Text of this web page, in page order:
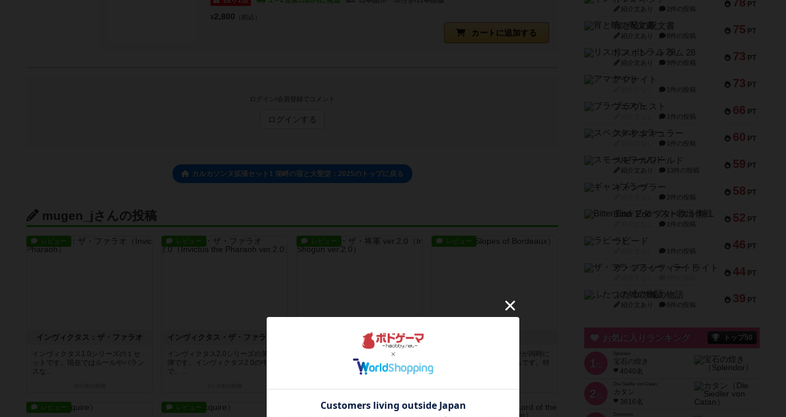
カートに追加する
¥2,800 （税込）
ログイン/会員登録でコメント
ログインする
カルカソンヌ拡張セット1 湖畔の宿と大聖堂：2025のトップに戻る
mugen_jさんの投稿
レビュー
インヴィクタス：ザ・ファラオ
インヴィクタス1.0シリーズの１セ
ットです。現在ではルールやバラン
スな...
レビュー
インヴィクタス2.0シリーズの第３
弾です。インヴィクタス2.0の中
で、...
レビュー
インヴィクタス・ザ・将軍 ver.2.0
インヴィクタス2.0シリーズの第２
弾です。インヴィクタス2.0の中
レビュー
幅広い年齢層のプレイヤーが同時に
楽しむことができるゲームです。特
レビュー レビュー レビュー レビュー
PT
紹介文あり 2件の投稿
75 PT
宵と暁の呪文書
紹介文あり 8件の投稿
73 PT
リスボン・トラム 28
紹介文あり 9件の投稿
73 PT
アマナイト
1件の投稿
66 PT
ブラヴェスト
1件の投稿
60 PT
スペクタキュラー
1件の投稿
59 PT
スモールワールド
紹介文あり 13件の投稿
58 PT
ギャンブラー
2件の投稿
52 PT
Bitter End ブタペスト救出作戦
1件の投稿
46 PT
ラピード
1件の投稿
44 PT
ザ・フラッフィー・ライト
39 PT
ふたつの城の物語
紹介文あり 6件の投稿
お気に入りランキング トップ50
1 位
宝石の煌き
4040名
2 位
Die Siedler von Catan
カタン
3616名